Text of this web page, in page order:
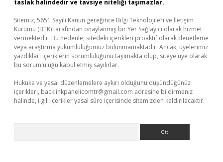
taslak halindedir ve tavsiye niteliği taşımazlar.
Sitemiz, 5651 Sayılı Kanun gereğince Bilgi Teknolojileri ve İletişim
Kurumu (BTK) tarafından onaylanmış bir Yer Sağlayıcı olarak hizmet
vermektedir. Bu nedenle, sitedeki içerikleri proaktif olarak denetleme
veya araştırma yükümlülüğümüz bulunmamaktadır. Ancak, üyelerimiz
yazdıkları içeriklerin sorumluluğunu taşımakta olup, siteye üye olarak
bu sorumluluğu kabul etmiş sayılırlar.
Hukuka ve yasal düzenlemelere aykırı olduğunu düşündüğünüz
içerikleri, backlinkpanelicomtr@gmail.com adresine bildirmeniz
halinde, ilgili içerikler yasal süre içerisinde sitemizden kaldırılacaktır.